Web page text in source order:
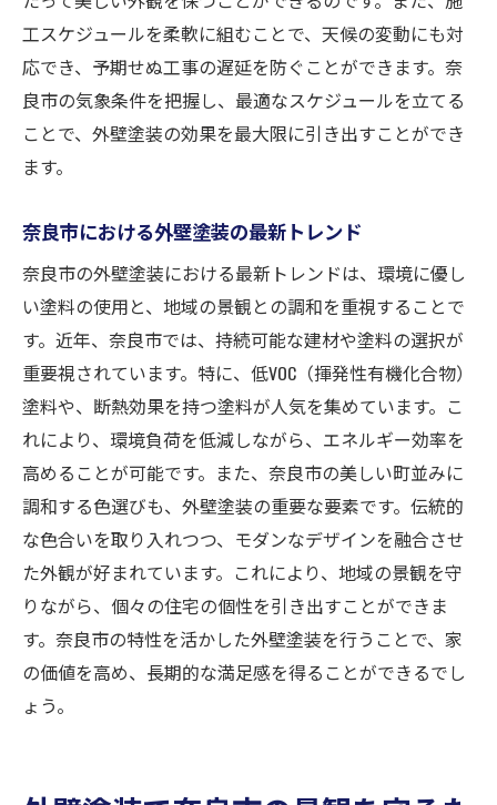
プロが教える奈良市での外壁塗装に必要な準備
と注意点
施工前に確認すべき準備事項と適切な流れ
安全性を確保するための事前対策とその重
プロによる施工前後のチェックポイント
納得のいく仕上がりのための業者とのコミ
ュニケーション
工スケジュールを柔軟に組むことで、天候の変動にも対
応でき、予期せぬ工事の遅延を防ぐことができます。奈
良市の気象条件を把握し、最適なスケジュールを立てる
ことで、外壁塗装の効果を最大限に引き出すことができ
ます。
奈良市における外壁塗装の最新トレンド
奈良市の外壁塗装における最新トレンドは、環境に優し
い塗料の使用と、地域の景観との調和を重視することで
す。近年、奈良市では、持続可能な建材や塗料の選択が
重要視されています。特に、低VOC（揮発性有機化合物）
塗料や、断熱効果を持つ塗料が人気を集めています。こ
れにより、環境負荷を低減しながら、エネルギー効率を
高めることが可能です。また、奈良市の美しい町並みに
調和する色選びも、外壁塗装の重要な要素です。伝統的
な色合いを取り入れつつ、モダンなデザインを融合させ
た外観が好まれています。これにより、地域の景観を守
りながら、個々の住宅の個性を引き出すことができま
す。奈良市の特性を活かした外壁塗装を行うことで、家
の価値を高め、長期的な満足感を得ることができるでし
ょう。